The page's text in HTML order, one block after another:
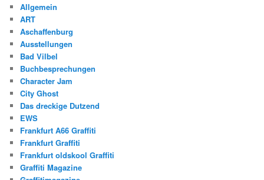
Allgemein
ART
Aschaffenburg
Ausstellungen
Bad Vilbel
Buchbesprechungen
Character Jam
City Ghost
Das dreckige Dutzend
EWS
Frankfurt A66 Graffiti
Frankfurt Graffiti
Frankfurt oldskool Graffiti
Graffiti Magazine